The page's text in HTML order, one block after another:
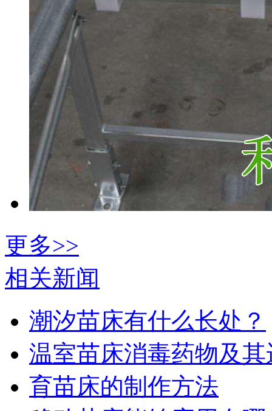
更多>>
相关新闻
潮汐苗床有什么长处？
温室苗床消毒药物及
育苗床的制作方法